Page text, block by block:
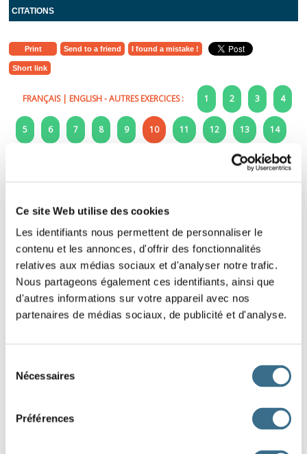
Ce site Web utilise des cookies
Les identifiants nous permettent de personnaliser le
contenu et les annonces, d'offrir des fonctionnalités
relatives aux médias sociaux et d'analyser notre trafic.
Nous partageons également ces identifiants, ainsi que
d'autres informations sur votre appareil avec nos
partenaires de médias sociaux, de publicité et d'analyse.
Nécessaires
Préférences
CITATIONS
Print Send to a friend I found a mistake !
Short link
FRANÇAIS| ENGLISH- AUTRES EXERCICES : 1 2 3 4
5 6 7 8 9 10 11 12 13 14
10 - Learn how to make a sentence in
Slide these words in the right order to restore
the quote, help yourself with the hint above the
words.
Hint: The cheerfulness becomes more lively with the number of
joyful companions.
on
DONE!